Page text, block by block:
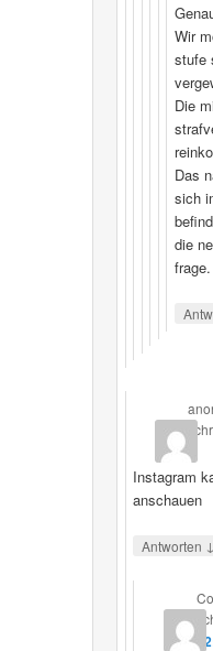
Wir
stufe
Die
Das
sich
die
frage.
Instagram
anschauen
Antworten ↓